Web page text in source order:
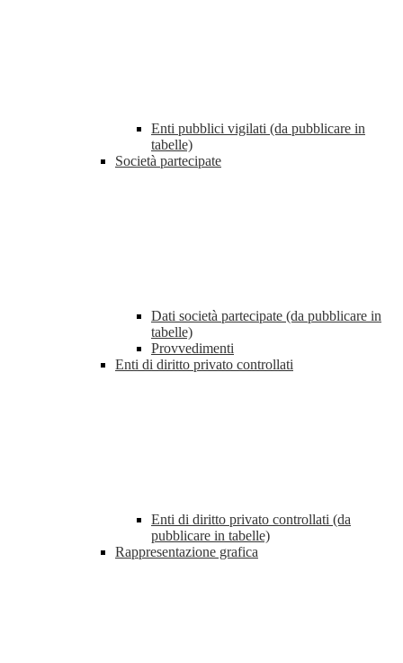
Enti pubblici vigilati (da pubblicare in
tabelle)
Società partecipate
Dati società partecipate (da pubblicare in
tabelle)
Provvedimenti
Enti di diritto privato controllati
Enti di diritto privato controllati (da
pubblicare in tabelle)
Rappresentazione grafica